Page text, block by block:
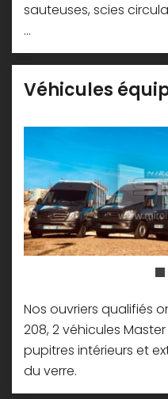
sauteuses, scies
...
Véhicules
Nos ouvriers qualifiés
208, 2 véhicules
pupitres intérieurs et
du verre.